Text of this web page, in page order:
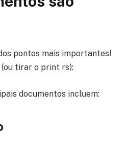
pontos mais importantes!
tirar o print rs):
documentos incluem: